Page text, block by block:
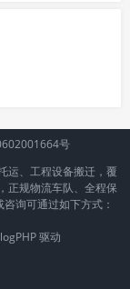
号
运、工程设备搬迁，覆
正规物流车队、全程保
询可通过如下方式：
驱动